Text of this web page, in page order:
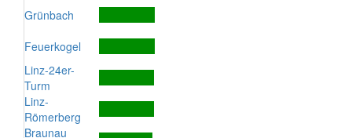
Grünbach
Feuerkogel
Linz-24er-
Turm
Linz-
Römerberg
Braunau